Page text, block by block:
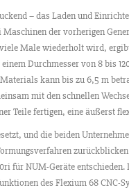
– das Laden und
der vorherigen
Male wiederholt wird,
Durchmesser von 8 bis
kann bis zu 6,5 m
mit den schnellen
Teile fertigen, eine äußerst
und die beiden
für NUM-Geräte entschieden.
des Flexium 68 CNC-